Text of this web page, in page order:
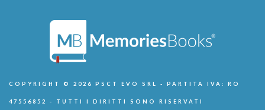
COPYRIGHT © 2026 PSCT EVO SRL - PARTITA IVA: RO
47556852 - TUTTI I DIRITTI SONO RISERVATI